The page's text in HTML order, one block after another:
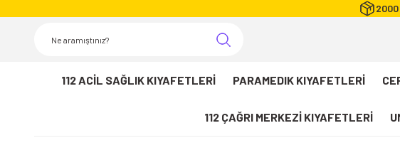
2000
112 ACİL SAĞLIK KIYAFETLERİ PARAMEDIK KIYAFETLERİ
112 ÇAĞRI MERKEZİ KIYAFETLERİ